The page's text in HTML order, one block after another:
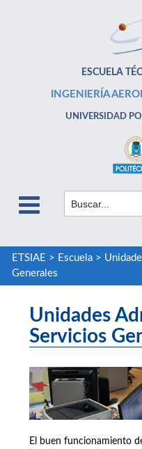
ESCUELA
INGENIERÍA
UNIVERSIDAD
ETSIAE > Escuela>
Generales
Unidades
Servicios
El buen funcionamiento